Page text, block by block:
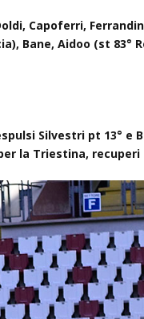
Capoferri,
Bane, Aidoo (st 83°
Silvestri pt 13° e
la Triestina,